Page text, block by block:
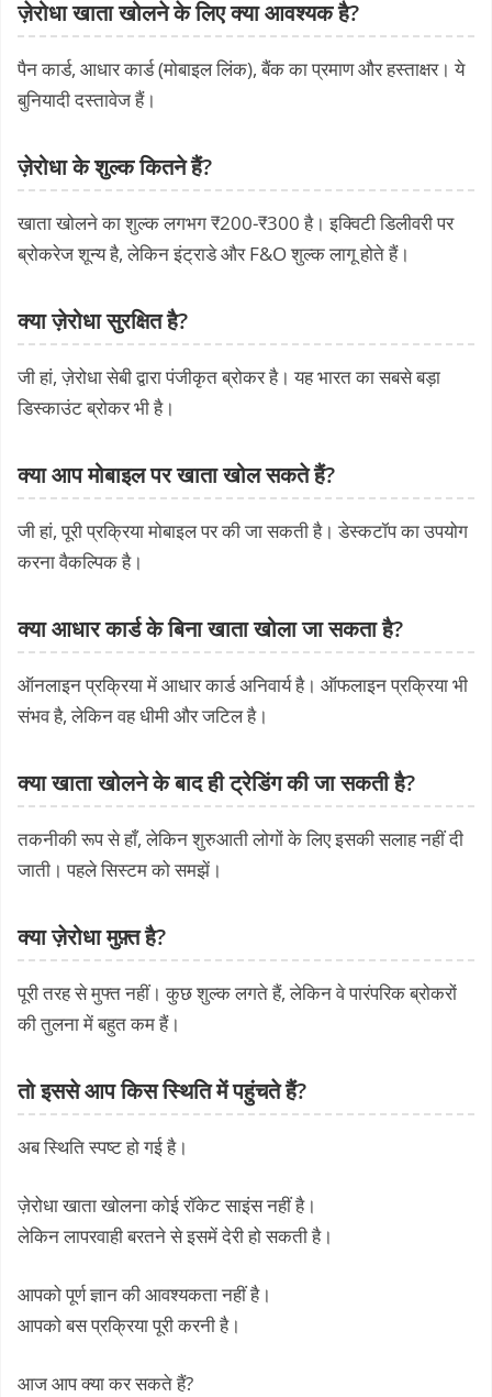
ज़ेरोधा खाता खोलने के लिए क्या आवश्यक है?
पैन कार्ड, आधार कार्ड (मोबाइल लिंक), बैंक का प्रमाण और हस्ताक्षर। ये
बुनियादी दस्तावेज हैं।
ज़ेरोधा के शुल्क कितने हैं?
खाता खोलने का शुल्क लगभग ₹200-₹300 है। इक्विटी डिलीवरी पर
ब्रोकरेज शून्य है, लेकिन इंट्राडे और F&O शुल्क लागू होते हैं।
क्या ज़ेरोधा सुरक्षित है?
जी हां, ज़ेरोधा सेबी द्वारा पंजीकृत ब्रोकर है। यह भारत का सबसे बड़ा
डिस्काउंट ब्रोकर भी है।
क्या आप मोबाइल पर खाता खोल सकते हैं?
जी हां, पूरी प्रक्रिया मोबाइल पर की जा सकती है। डेस्कटॉप का उपयोग
करना वैकल्पिक है।
क्या आधार कार्ड के बिना खाता खोला जा सकता है?
ऑनलाइन प्रक्रिया में आधार कार्ड अनिवार्य है। ऑफलाइन प्रक्रिया भी
संभव है, लेकिन वह धीमी और जटिल है।
क्या खाता खोलने के बाद ही ट्रेडिंग की जा सकती है?
तकनीकी रूप से हाँ, लेकिन शुरुआती लोगों के लिए इसकी सलाह नहीं दी
जाती। पहले सिस्टम को समझें।
क्या ज़ेरोधा मुफ़्त है?
पूरी तरह से मुफ्त नहीं। कुछ शुल्क लगते हैं, लेकिन वे पारंपरिक ब्रोकरों
की तुलना में बहुत कम हैं।
तो इससे आप किस स्थिति में पहुंचते हैं?
अब स्थिति स्पष्ट हो गई है।
ज़ेरोधा खाता खोलना कोई रॉकेट साइंस नहीं है।
लेकिन लापरवाही बरतने से इसमें देरी हो सकती है।
आपको पूर्ण ज्ञान की आवश्यकता नहीं है।
आपको बस प्रक्रिया पूरी करनी है।
आज आप क्या कर सकते हैं?